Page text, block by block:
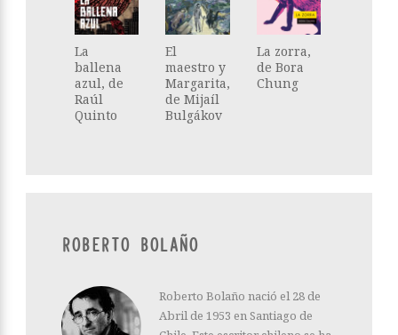
La
ballena
azul, de
Raúl
Quinto
El
maestro y
Margarita,
de Mijaíl
Bulgákov
La zorra,
de Bora
Chung
ROBERTO BOLAÑO
Roberto Bolaño nació el 28 de
Abril de 1953 en Santiago de